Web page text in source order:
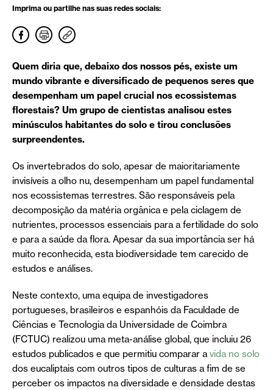
Imprima ou partilhe nas suas redes sociais:
Quem diria que, debaixo dos nossos pés, existe um
mundo vibrante e diversificado de pequenos seres que
desempenham um papel crucial nos ecossistemas
florestais? Um grupo de cientistas analisou estes
minúsculos habitantes do solo e tirou conclusões
surpreendentes.
Os invertebrados do solo, apesar de maioritariamente
invisíveis a olho nu, desempenham um papel fundamental
nos ecossistemas terrestres. São responsáveis pela
decomposição da matéria orgânica e pela ciclagem de
nutrientes, processos essenciais para a fertilidade do solo
e para a saúde da flora. Apesar da sua importância ser há
muito reconhecida, esta biodiversidade tem carecido de
estudos e análises.
Neste contexto, uma equipa de investigadores
portugueses, brasileiros e espanhóis da Faculdade de
Ciências e Tecnologia da Universidade de Coimbra
(FCTUC) realizou uma meta-análise global, que incluiu 26
estudos publicados e que permitiu comparar avida no solo
dos eucaliptais com outros tipos de culturas a fim de se
perceber os impactos na diversidade e densidade destas